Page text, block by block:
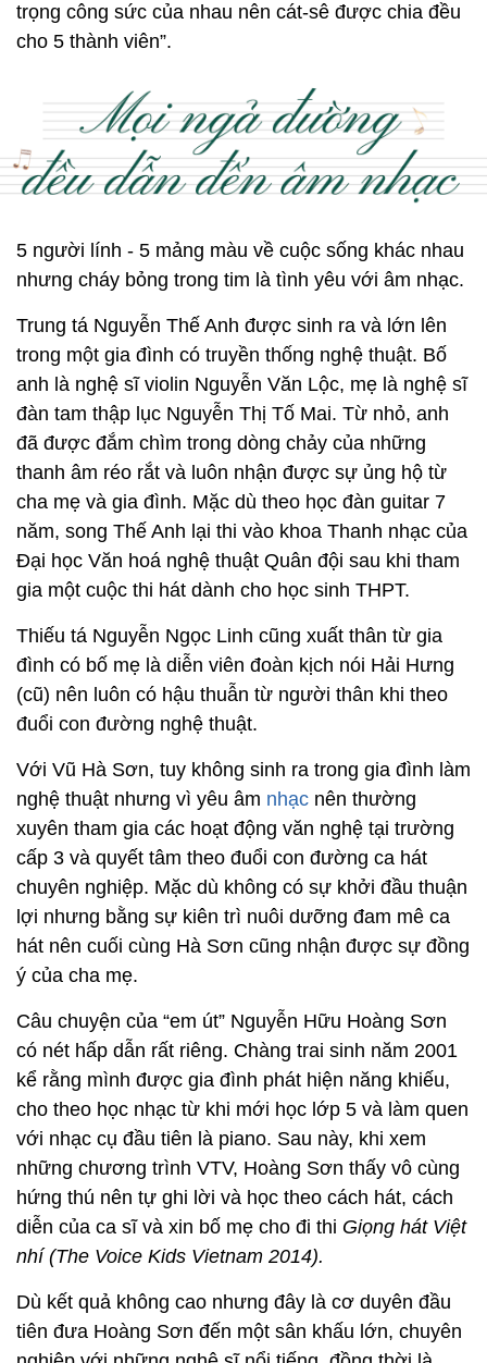
trọng công sức của nhau nên cát-sê được chia đều
cho 5 thành viên”.
5 người lính - 5 mảng màu về cuộc sống khác nhau
nhưng cháy bỏng trong tim là tình yêu với âm nhạc.
Trung tá Nguyễn Thế Anh được sinh ra và lớn lên
trong một gia đình có truyền thống nghệ thuật. Bố
anh là nghệ sĩ violin Nguyễn Văn Lộc, mẹ là nghệ sĩ
đàn tam thập lục Nguyễn Thị Tố Mai. Từ nhỏ, anh
đã được đắm chìm trong dòng chảy của những
thanh âm réo rắt và luôn nhận được sự ủng hộ từ
cha mẹ và gia đình. Mặc dù theo học đàn guitar 7
năm, song Thế Anh lại thi vào khoa Thanh nhạc của
Đại học Văn hoá nghệ thuật Quân đội sau khi tham
gia một cuộc thi hát dành cho học sinh THPT.
Thiếu tá Nguyễn Ngọc Linh cũng xuất thân từ gia
đình có bố mẹ là diễn viên đoàn kịch nói Hải Hưng
(cũ) nên luôn có hậu thuẫn từ người thân khi theo
đuổi con đường nghệ thuật.
Với Vũ Hà Sơn, tuy không sinh ra trong gia đình làm
nghệ thuật nhưng vì yêu âm nhạc nên thường
xuyên tham gia các hoạt động văn nghệ tại trường
cấp 3 và quyết tâm theo đuổi con đường ca hát
chuyên nghiệp. Mặc dù không có sự khởi đầu thuận
lợi nhưng bằng sự kiên trì nuôi dưỡng đam mê ca
hát nên cuối cùng Hà Sơn cũng nhận được sự đồng
ý của cha mẹ.
Câu chuyện của “em út” Nguyễn Hữu Hoàng Sơn
có nét hấp dẫn rất riêng. Chàng trai sinh năm 2001
kể rằng mình được gia đình phát hiện năng khiếu,
cho theo học nhạc từ khi mới học lớp 5 và làm quen
với nhạc cụ đầu tiên là piano. Sau này, khi xem
những chương trình VTV, Hoàng Sơn thấy vô cùng
hứng thú nên tự ghi lời và học theo cách hát, cách
diễn của ca sĩ và xin bố mẹ cho đi thi Giọng hát Việt
nhí (The Voice Kids Vietnam 2014).
Dù kết quả không cao nhưng đây là cơ duyên đầu
tiên đưa Hoàng Sơn đến một sân khấu lớn, chuyên